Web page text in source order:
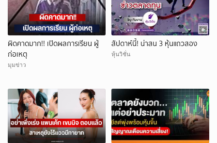
ผิดคาดมาก!! เปิดผลการเรียน ผู้
ก่อเหตุ
มุมข่าว
สัปดาห์นี้! น่าสน 3 หุ้นแถวสอง
หุ้นวิชั่น